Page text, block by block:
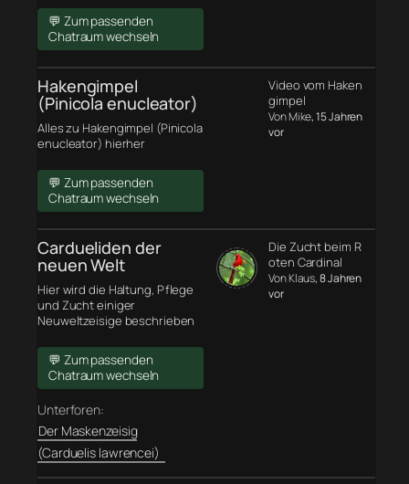
💬 Zum passenden
Chatraum wechseln
Hakengimpel
(Pinicola enucleator)
Alles zu Hakengimpel (Pinicola
enucleator) hierher
💬 Zum passenden
Chatraum wechseln
Video vom Haken
gimpel
Von Mike, 15 Jahren
vor
Cardueliden der
neuen Welt
Hier wird die Haltung, Pflege
und Zucht einiger
Neuweltzeisige beschrieben
💬 Zum passenden
Chatraum wechseln
Unterforen:
Der Maskenzeisig
(Carduelis lawrencei)
Die Zucht beim R
oten Cardinal
Von Klaus, 8 Jahren
vor